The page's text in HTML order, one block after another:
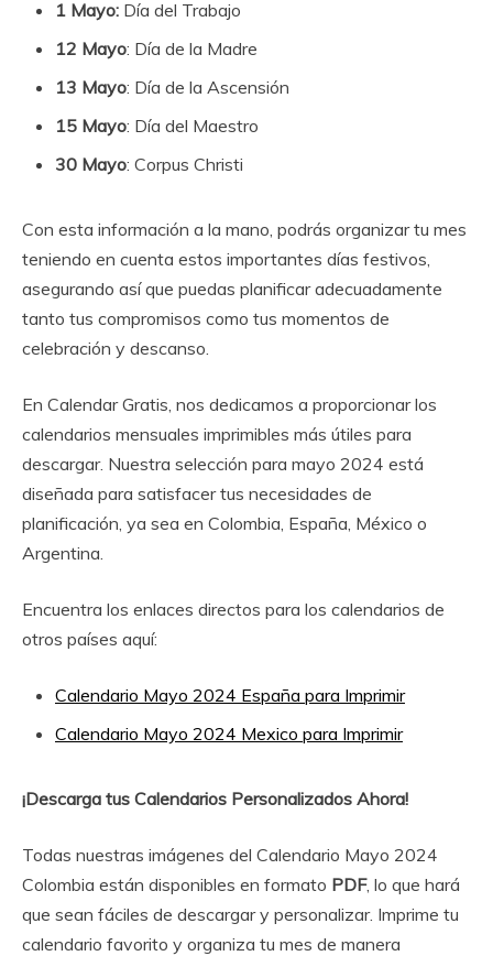
1 Mayo: Día del Trabajo
12 Mayo: Día de la Madre
13 Mayo: Día de la Ascensión
15 Mayo: Día del Maestro
30 Mayo: Corpus Christi
Con esta información a la mano, podrás organizar tu mes
teniendo en cuenta estos importantes días festivos,
asegurando así que puedas planificar adecuadamente
tanto tus compromisos como tus momentos de
celebración y descanso.
En Calendar Gratis, nos dedicamos a proporcionar los
calendarios mensuales imprimibles más útiles para
descargar. Nuestra selección para mayo 2024 está
diseñada para satisfacer tus necesidades de
planificación, ya sea en Colombia, España, México o
Argentina.
Encuentra los enlaces directos para los calendarios de
otros países aquí:
Calendario Mayo 2024 España para Imprimir
Calendario Mayo 2024 Mexico para Imprimir
¡Descarga tus Calendarios Personalizados Ahora!
Todas nuestras imágenes del Calendario Mayo 2024
Colombia están disponibles en formato PDF, lo que hará
que sean fáciles de descargar y personalizar. Imprime tu
calendario favorito y organiza tu mes de manera